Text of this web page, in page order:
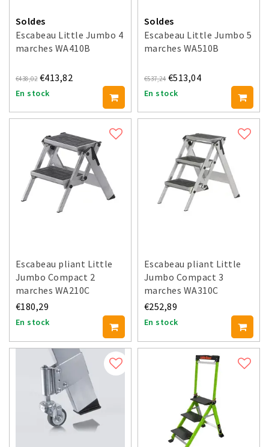
Soldes
Escabeau Little Jumbo 4
marches WA410B
€438,02 €413,82
En stock
Soldes
Escabeau Little Jumbo 5
marches WA510B
€537,24 €513,04
En stock
Escabeau pliant Little
Jumbo Compact 2
marches WA210C
€180,29
En stock
Escabeau pliant Little
Jumbo Compact 3
marches WA310C
€252,89
En stock